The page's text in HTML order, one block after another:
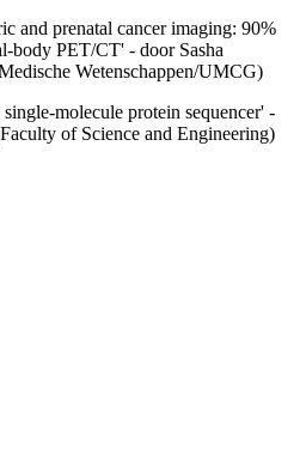
and prenatal cancer imaging: 90%
body PET/CT' - door Sasha
Wetenschappen/UMCG)
molecule protein sequencer' -
of Science and Engineering)